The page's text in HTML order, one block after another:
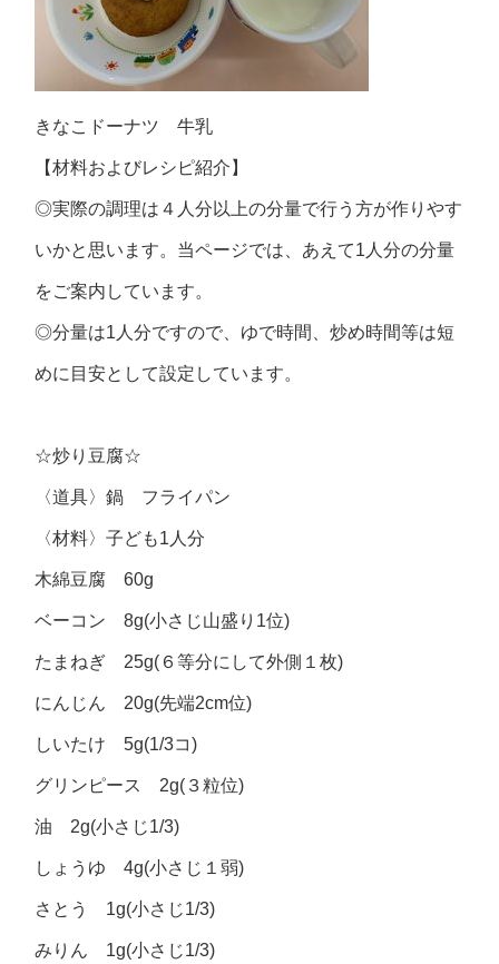
きなこドーナツ 牛乳
【材料およびレシピ紹介】
◎実際の調理は４人分以上の分量で行う方が作りやす
いかと思います。当ページでは、あえて1人分の分量
をご案内しています。
◎分量は1人分ですので、ゆで時間、炒め時間等は短
めに目安として設定しています。
☆炒り豆腐☆
〈道具〉鍋 フライパン
〈材料〉子ども1人分
木綿豆腐 60g
ベーコン 8g(小さじ山盛り1位)
たまねぎ 25g(６等分にして外側１枚)
にんじん 20g(先端2cm位)
しいたけ 5g(1/3コ)
グリンピース 2g(３粒位)
油 2g(小さじ1/3)
しょうゆ 4g(小さじ１弱)
さとう 1g(小さじ1/3)
みりん 1g(小さじ1/3)